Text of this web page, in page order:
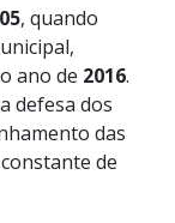
, quando
ano de 2016.
defesa dos
das
de